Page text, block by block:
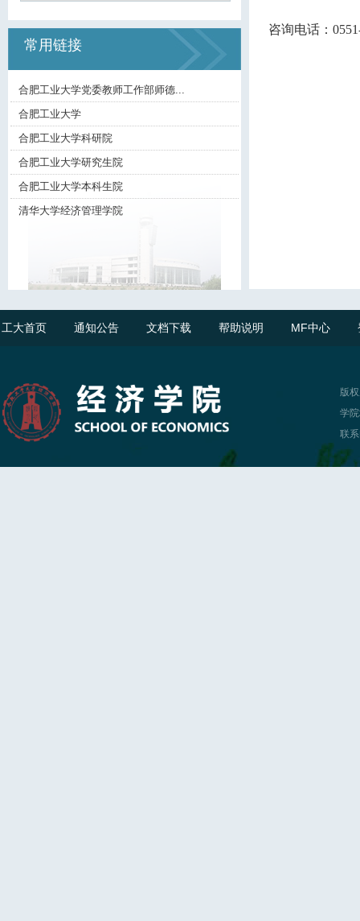
常用链接
合肥工业大学党委教师工作部师德...
合肥工业大学
合肥工业大学科研院
合肥工业大学研究生院
合肥工业大学本科生院
清华大学经济管理学院
咨询电话：
工大首页 通知公告 文档下载 帮助说明 MF中心
版
学
联